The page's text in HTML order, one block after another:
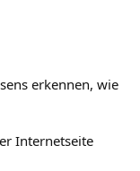
erkennen, wie
Internetseite